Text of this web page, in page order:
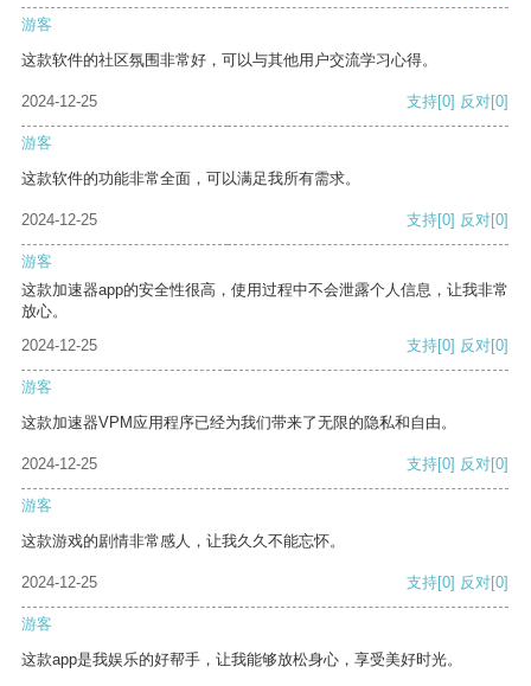
游客
这款软件的社区氛围非常好，可以与其他用户交流学习心得。
2024-12-25 支持[0] 反对[0]
游客
这款软件的功能非常全面，可以满足我所有需求。
2024-12-25 支持[0] 反对[0]
游客
这款加速器app的安全性很高，使用过程中不会泄露个人信息，让我非常
放心。
2024-12-25
支持[0] 反对[0]
游客
这款加速器VPM应用程序已经为我们带来了无限的隐私和自由。
2024-12-25 支持[0] 反对[0]
游客
这款游戏的剧情非常感人，让我久久不能忘怀。
2024-12-25 支持[0] 反对[0]
游客
这款app是我娱乐的好帮手，让我能够放松身心，享受美好时光。